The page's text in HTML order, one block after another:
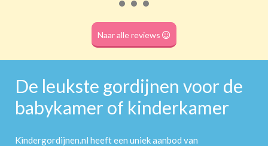
Naar alle reviews
De leukste gordijnen voor de
babykamer of kinderkamer
Kindergordijnen.nl heeft een uniek aanbod van